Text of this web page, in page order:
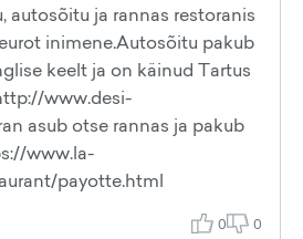
autosõitu ja rannas restoranis
inimene.Autosõitu pakub
keelt ja on käinud Tartus
www.desi-
asub otse rannas ja pakub
www.la-
payotte.html
0 0